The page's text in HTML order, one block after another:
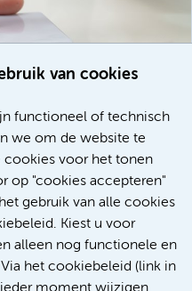
van cookies
functioneel of technisch
we om de website te
cookies voor het tonen
op "cookies accepteren"
gebruik van alle cookies
Kiest u voor
alleen nog functionele en
het cookiebeleid (link in
verbeteren